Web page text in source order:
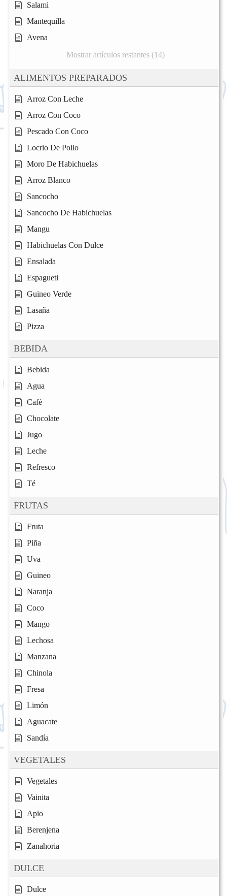
Salami
Mantequilla
Avena
Mostrar artículos restantes (14)
ALIMENTOS PREPARADOS
Arroz Con Leche
Arroz Con Coco
Pescado Con Coco
Locrio De Pollo
Moro De Habichuelas
Arroz Blanco
Sancocho
Sancocho De Habichuelas
Mangu
Habichuelas Con Dulce
Ensalada
Espagueti
Guineo Verde
Lasaña
Pizza
BEBIDA
Bebida
Agua
Café
Chocolate
Jugo
Leche
Refresco
Té
FRUTAS
Fruta
Piña
Uva
Guineo
Naranja
Coco
Mango
Lechosa
Manzana
Chinola
Fresa
Limón
Aguacate
Sandía
VEGETALES
Vegetales
Vainita
Apio
Berenjena
Zanahoria
DULCE
Dulce